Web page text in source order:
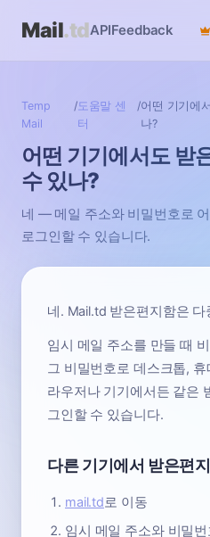
Mail.tdAPIFeedback
Temp
Mail
/도움말 센
터
/어떤 기기에
나?
어떤 기기에서도 받
수 있나?
네 — 메일 주소와 비밀번호로
로그인할 수 있습니다.
네. Mail.td 받은편지함은
임시 메일 주소를 만들 때
그 비밀번호로 데스크톱,
라우저나 기기에서든 같은
그인할 수 있습니다.
다른 기기에서 받은편
mail.td로 이동
임시 메일 주소와 비밀번